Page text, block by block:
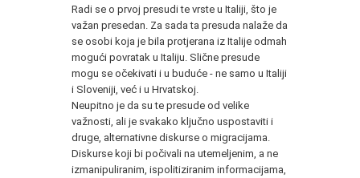
Radi se o prvoj presudi te vrste u Italiji, što je
važan presedan. Za sada ta presuda nalaže da
se osobi koja je bila protjerana iz Italije odmah
mogući povratak u Italiju. Slične presude
mogu se očekivati i u buduće - ne samo u Italiji
i Sloveniji, već i u Hrvatskoj.
Neupitno je da su te presude od velike
važnosti, ali je svakako ključno uspostaviti i
druge, alternativne diskurse o migracijama.
Diskurse koji bi počivali na utemeljenim, a ne
izmanipuliranim, ispolitiziranim informacijama,